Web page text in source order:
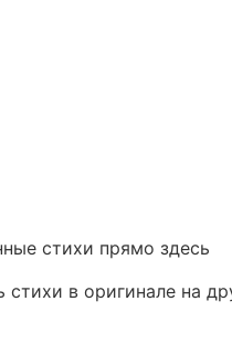
стихи прямо здесь
в оригинале на